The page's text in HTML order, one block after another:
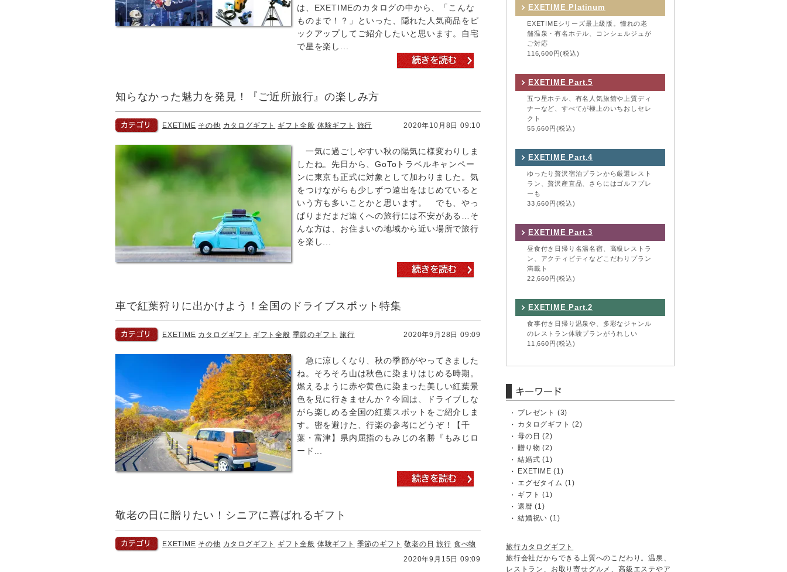
は、EXETIMEのカタログの中から、「こんな
ものまで！？」といった、隠れた人気商品をピ
ックアップしてご紹介したいと思います。自宅
で星を楽し...
知らなかった魅力を発見！『ご近所旅行』の楽しみ方
EXETIME その他 カタログギフト ギフト全般 体験ギフト 旅行 2020年10月8日 09:10
一気に過ごしやすい秋の陽気に様変わりしま
したね。先日から、GoToトラベルキャンペー
ンに東京も正式に対象として加わりました。気
をつけながらも少しずつ遠出をはじめていると
いう方も多いことかと思います。 でも、やっ
ぱりまだまだ遠くへの旅行には不安がある…そ
んな方は、お住まいの地域から近い場所で旅行
を楽し...
車で紅葉狩りに出かけよう！全国のドライブスポット特集
EXETIME カタログギフト ギフト全般 季節のギフト 旅行 2020年9月28日 09:09
急に涼しくなり、秋の季節がやってきました
ね。そろそろ山は秋色に染まりはじめる時期。
燃えるように赤や黄色に染まった美しい紅葉景
色を見に行きませんか？今回は、ドライブしな
がら楽しめる全国の紅葉スポットをご紹介しま
す。密を避けた、行楽の参考にどうぞ！【千
葉・富津】県内屈指のもみじの名勝『もみじロ
ード...
敬老の日に贈りたい！シニアに喜ばれるギフト
EXETIME その他 カタログギフト ギフト全般 体験ギフト 季節のギフト 敬老の日 旅行 食べ物
2020年9月15日 09:09
EXETIME Platinum
EXETIMEシリーズ最上級版。憧れの老
舗温泉・有名ホテル、コンシェルジュが
ご対応
116,600円(税込)
EXETIME Part.5
五つ星ホテル、有名人気旅館や上質ディ
ナーなど、すべてが極上のいちおしセレ
クト
55,660円(税込)
EXETIME Part.4
ゆったり贅沢宿泊プランから厳選レスト
ラン、贅沢産直品、さらにはゴルフプレ
ーも
33,660円(税込)
EXETIME Part.3
昼食付き日帰り名湯名宿、高級レストラ
ン、アクティビティなどこだわりプラン
満載ト
22,660円(税込)
EXETIME Part.2
食事付き日帰り温泉や、多彩なジャンル
のレストラン体験プランがうれしい
11,660円(税込)
プレゼント (3)
カタログギフト (2)
母の日 (2)
贈り物 (2)
結婚式 (1)
EXETIME (1)
エグゼタイム (1)
ギフト (1)
還暦 (1)
結婚祝い (1)
旅行カタログギフト
旅行会社だからできる上質へのこだわり。温泉、
レストラン、お取り寄せグルメ、高級エステやア